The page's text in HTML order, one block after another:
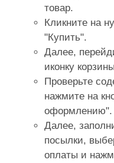
товар.
Кликните на
"Купить".
Далее,
иконку
Проверьте
нажмите на
оформлению".
Далее,
посылки,
оплаты и